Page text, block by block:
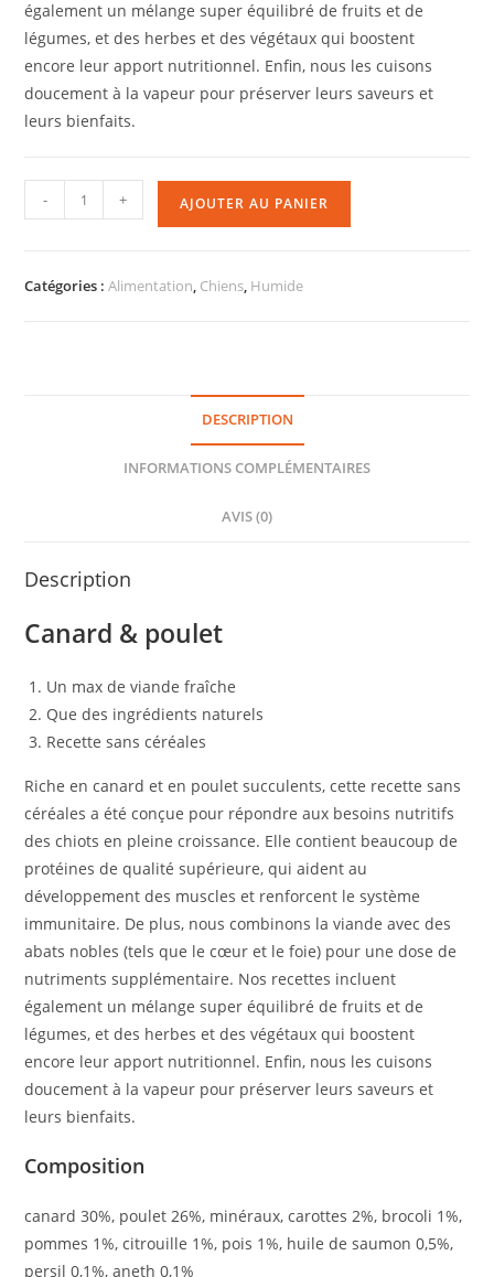
également un mélange super équilibré de fruits et de
légumes, et des herbes et des végétaux qui boostent
encore leur apport nutritionnel. Enfin, nous les cuisons
doucement à la vapeur pour préserver leurs saveurs et
leurs bienfaits.
- + AJOUTER AU PANIER
Catégories :Alimentation, Chiens, Humide
DESCRIPTION
INFORMATIONS COMPLÉMENTAIRES
AVIS (0)
Description
Canard & poulet
Un max de viande fraîche
Que des ingrédients naturels
Recette sans céréales
Riche en canard et en poulet succulents, cette recette sans
céréales a été conçue pour répondre aux besoins nutritifs
des chiots en pleine croissance. Elle contient beaucoup de
protéines de qualité supérieure, qui aident au
développement des muscles et renforcent le système
immunitaire. De plus, nous combinons la viande avec des
abats nobles (tels que le cœur et le foie) pour une dose de
nutriments supplémentaire. Nos recettes incluent
également un mélange super équilibré de fruits et de
légumes, et des herbes et des végétaux qui boostent
encore leur apport nutritionnel. Enfin, nous les cuisons
doucement à la vapeur pour préserver leurs saveurs et
leurs bienfaits.
Composition
canard 30%, poulet 26%, minéraux, carottes 2%, brocoli 1%,
pommes 1%, citrouille 1%, pois 1%, huile de saumon 0,5%,
persil 0,1%, aneth 0,1%